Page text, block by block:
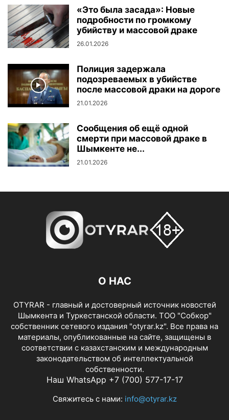
«Это была засада»: Новые
подробности по громкому
убийству и массовой драке
26.01.2026
Полиция задержала
подозреваемых в убийстве
после массовой драки на дороге
21.01.2026
Сообщения об ещё одной
смерти при массовой драке в
Шымкенте не...
21.01.2026
О НАС
OTYRAR - главный и достоверный источник новостей
Шымкента и Туркестанской области. ТОО "Собкор"
собственник сетевого издания "otyrar.kz". Все права на
материалы, опубликованные на сайте, защищены в
соответствии с казахстанским и международным
законодательством об интеллектуальной
собственности.
Наш WhatsApp +7 (700) 577-17-17
Свяжитесь с нами: info@otyrar.kz